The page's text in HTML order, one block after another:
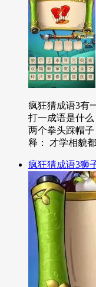
疯狂猜成语3有
打一成语是什么
两个拳头踩帽
释： 才学相貌
疯狂猜成语3狮